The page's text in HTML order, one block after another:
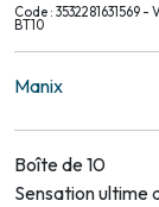
Code : 3532281631569
BT10
Manix
Boîte de 10
Sensation ultime